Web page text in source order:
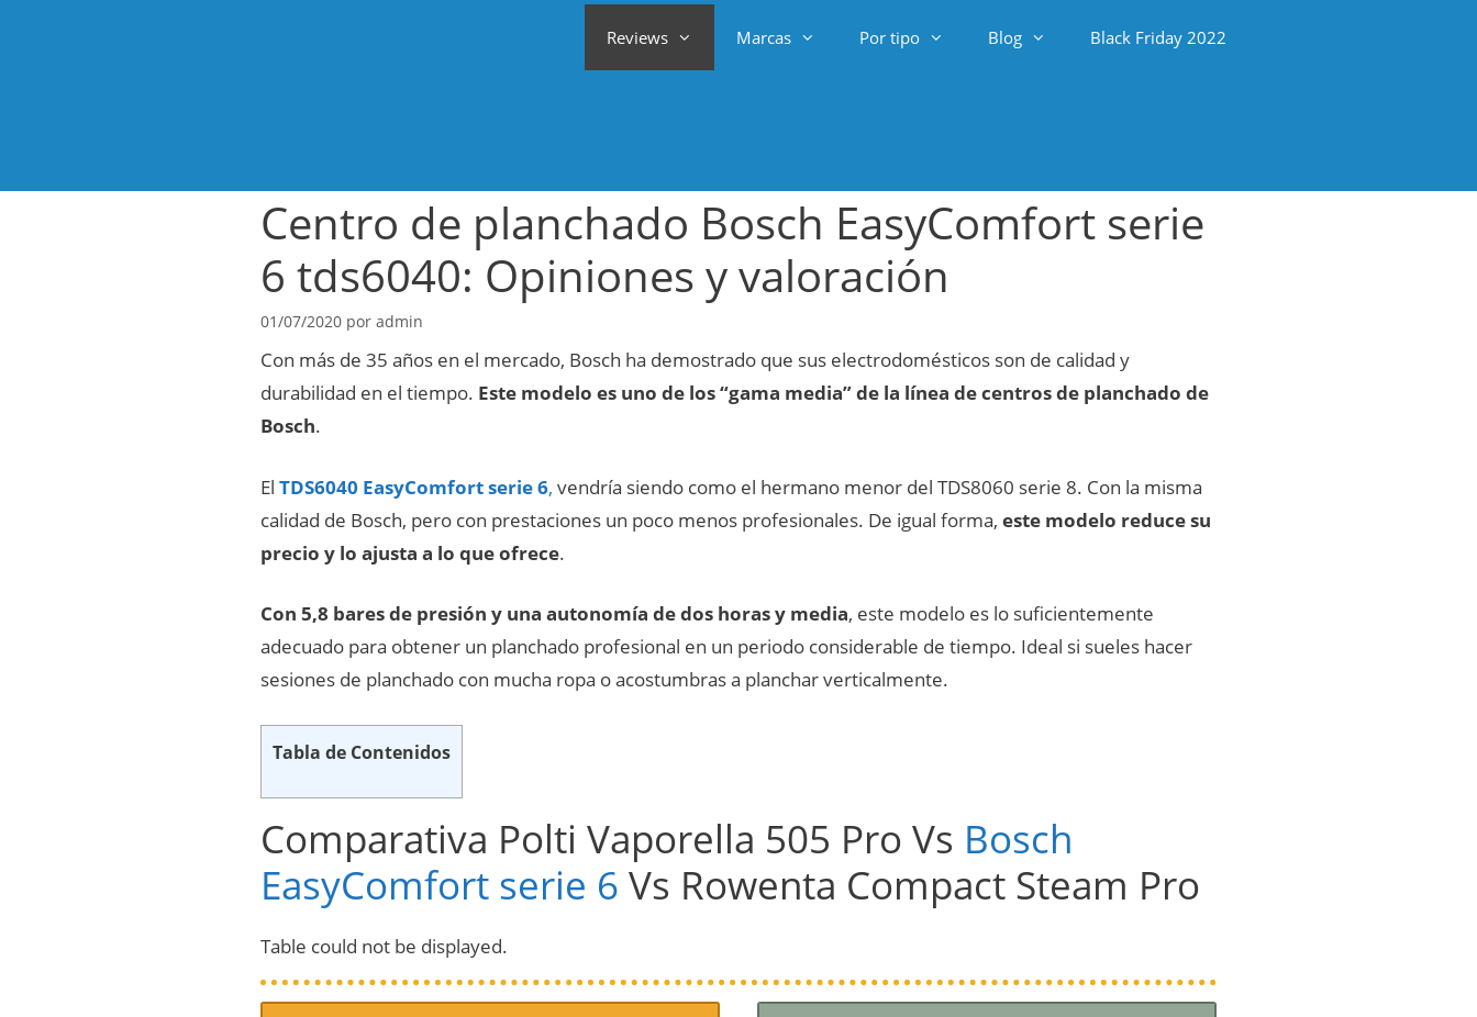
Reviews Marcas Por tipo Blog Black Friday 2022
Centro de planchado Bosch EasyComfort serie
6 tds6040: Opiniones y valoración
01/07/2020 por admin
Con más de 35 años en el mercado, Bosch ha demostrado que sus electrodomésticos son de calidad y
durabilidad en el tiempo. Este modelo es uno de los “gama media” de la línea de centros de planchado de
Bosch.
El TDS6040 EasyComfort serie 6, vendría siendo como el hermano menor del TDS8060 serie 8. Con la misma
calidad de Bosch, pero con prestaciones un poco menos profesionales. De igual forma, este modelo reduce su
precio y lo ajusta a lo que ofrece.
Con 5,8 bares de presión y una autonomía de dos horas y media, este modelo es lo suficientemente
adecuado para obtener un planchado profesional en un periodo considerable de tiempo. Ideal si sueles hacer
sesiones de planchado con mucha ropa o acostumbras a planchar verticalmente.
Tabla de Contenidos
Comparativa Polti Vaporella 505 Pro Vs Bosch
EasyComfort serie 6 Vs Rowenta Compact Steam Pro
Table could not be displayed.